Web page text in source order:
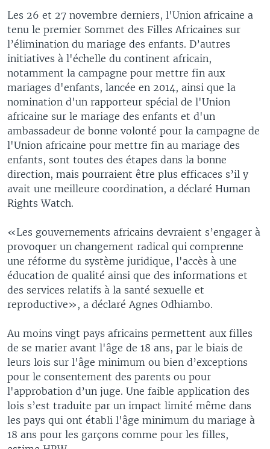
Les 26 et 27 novembre derniers, l'Union africaine a
tenu le premier Sommet des Filles Africaines sur
l’élimination du mariage des enfants. D’autres
initiatives à l'échelle du continent africain,
notamment la campagne pour mettre fin aux
mariages d'enfants, lancée en 2014, ainsi que la
nomination d'un rapporteur spécial de l'Union
africaine sur le mariage des enfants et d'un
ambassadeur de bonne volonté pour la campagne de
l'Union africaine pour mettre fin au mariage des
enfants, sont toutes des étapes dans la bonne
direction, mais pourraient être plus efficaces s’il y
avait une meilleure coordination, a déclaré Human
Rights Watch.
«Les gouvernements africains devraient s’engager à
provoquer un changement radical qui comprenne
une réforme du système juridique, l'accès à une
éducation de qualité ainsi que des informations et
des services relatifs à la santé sexuelle et
reproductive», a déclaré Agnes Odhiambo.
Au moins vingt pays africains permettent aux filles
de se marier avant l'âge de 18 ans, par le biais de
leurs lois sur l'âge minimum ou bien d’exceptions
pour le consentement des parents ou pour
l'approbation d’un juge. Une faible application des
lois s’est traduite par un impact limité même dans
les pays qui ont établi l'âge minimum du mariage à
18 ans pour les garçons comme pour les filles,